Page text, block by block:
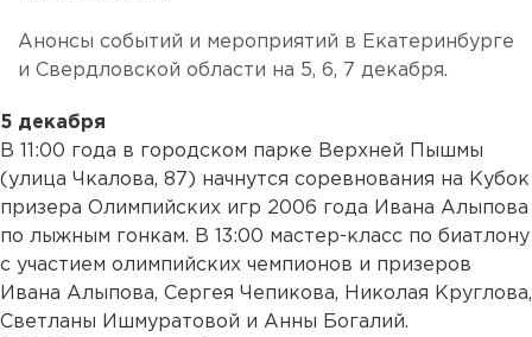
Анонсы событий и мероприятий в Екатеринбурге
и Свердловской области на 5, 6, 7 декабря.
5 декабря
В 11:00 года в городском парке Верхней Пышмы
(улица Чкалова, 87) начнутся соревнования на Кубок
призера Олимпийских игр 2006 года Ивана Алыпова
по лыжным гонкам. В 13:00 мастер-класс по биатлону
с участием олимпийских чемпионов и призеров
Ивана Алыпова, Сергея Чепикова, Николая Круглова,
Светланы Ишмуратовой и Анны Богалий.